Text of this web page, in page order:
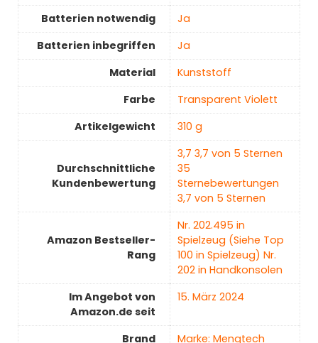
Batterien notwendig
‎Ja
Batterien inbegriffen
‎Ja
Material
‎Kunststoff
Farbe
‎Transparent Violett
Artikelgewicht
‎310 g
Durchschnittliche
Kundenbewertung
3,7 3,7 von 5 Sternen
35
Sternebewertungen
3,7 von 5 Sternen
Amazon Bestseller-
Rang
Nr. 202.495 in
Spielzeug (Siehe Top
100 in Spielzeug) Nr.
202 in Handkonsolen
Im Angebot von
Amazon.de seit
15. März 2024
Brand Marke: Mengtech